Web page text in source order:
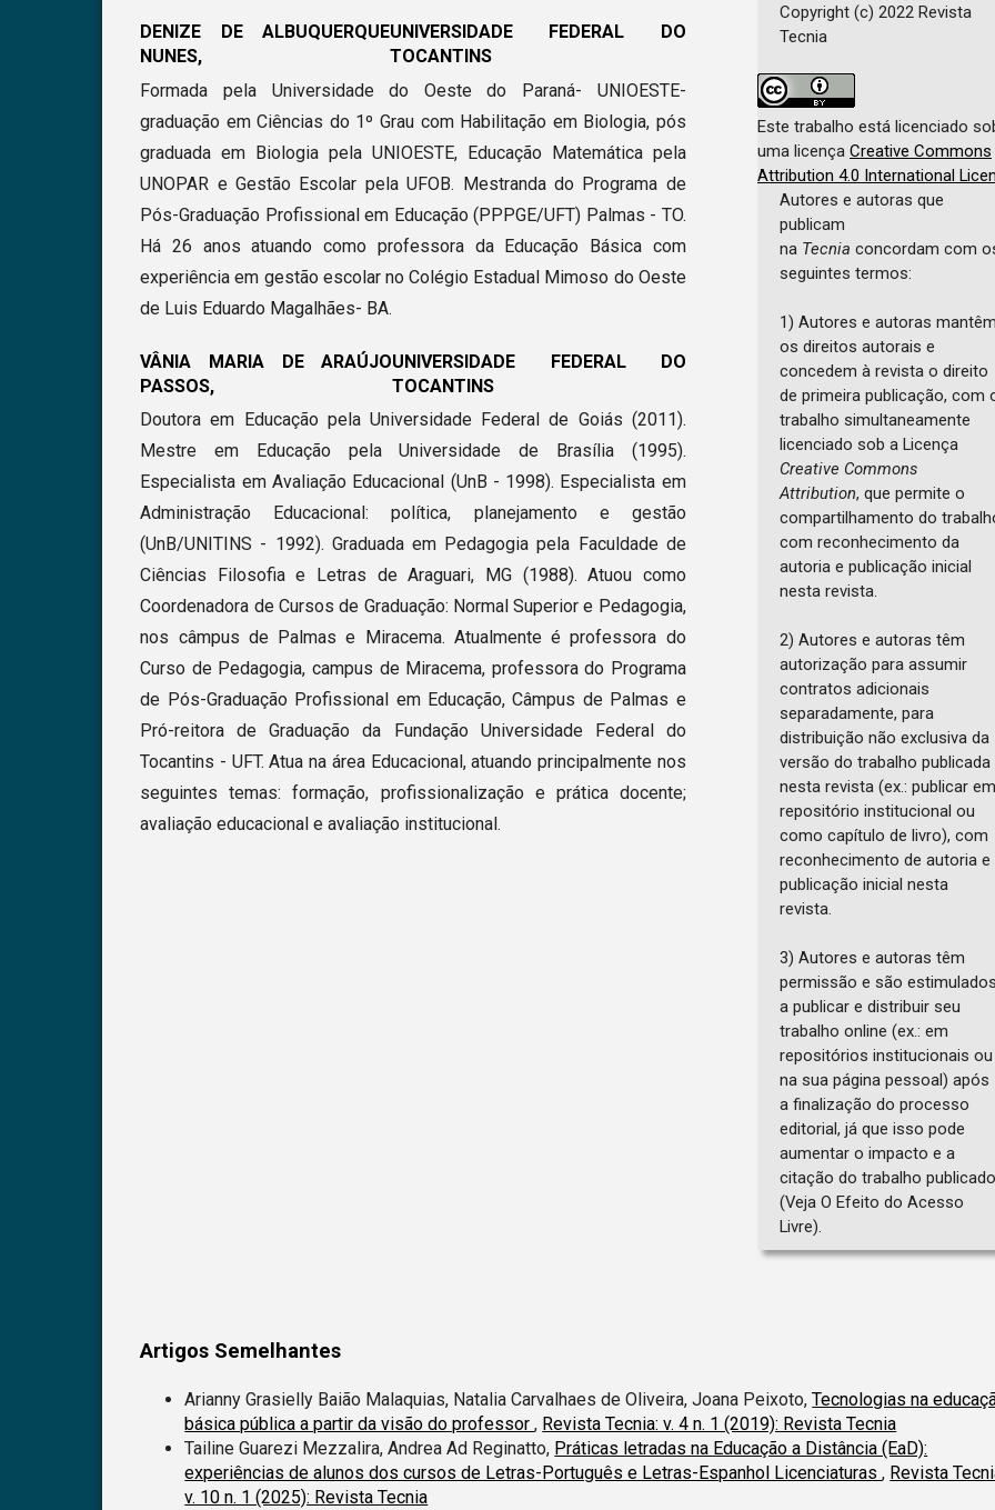
DENIZE DE ALBUQUERQUE
NUNES,
UNIVERSIDADE FEDERAL DO
TOCANTINS
Formada pela Universidade do Oeste do Paraná- UNIOESTE-
graduação em Ciências do 1º Grau com Habilitação em Biologia, pós
graduada em Biologia pela UNIOESTE, Educação Matemática pela
UNOPAR e Gestão Escolar pela UFOB. Mestranda do Programa de
Pós-Graduação Profissional em Educação (PPPGE/UFT) Palmas - TO.
Há 26 anos atuando como professora da Educação Básica com
experiência em gestão escolar no Colégio Estadual Mimoso do Oeste
de Luis Eduardo Magalhães- BA.
VÂNIA MARIA DE ARAÚJO
PASSOS,
UNIVERSIDADE FEDERAL DO
TOCANTINS
Doutora em Educação pela Universidade Federal de Goiás (2011).
Mestre em Educação pela Universidade de Brasília (1995).
Especialista em Avaliação Educacional (UnB - 1998). Especialista em
Administração Educacional: política, planejamento e gestão
(UnB/UNITINS - 1992). Graduada em Pedagogia pela Faculdade de
Ciências Filosofia e Letras de Araguari, MG (1988). Atuou como
Coordenadora de Cursos de Graduação: Normal Superior e Pedagogia,
nos câmpus de Palmas e Miracema. Atualmente é professora do
Curso de Pedagogia, campus de Miracema, professora do Programa
de Pós-Graduação Profissional em Educação, Câmpus de Palmas e
Pró-reitora de Graduação da Fundação Universidade Federal do
Tocantins - UFT. Atua na área Educacional, atuando principalmente nos
seguintes temas: formação, profissionalização e prática docente;
avaliação educacional e avaliação institucional.
Copyright (c) 2022 Revista
Tecnia
Este trabalho está licenciado
uma licença Creative Commons
Attribution 4.0 International
Autores e autoras que
publicam
na Tecnia concordam com
seguintes termos:
1) Autores e autoras mantêm
os direitos autorais e
concedem à revista o direito
de primeira publicação, com
trabalho simultaneamente
licenciado sob a Licença
Creative Commons
Attribution, que permite o
compartilhamento do
com reconhecimento da
autoria e publicação inicial
nesta revista.
2) Autores e autoras têm
autorização para assumir
contratos adicionais
separadamente, para
distribuição não exclusiva da
versão do trabalho publicada
nesta revista (ex.: publicar em
repositório institucional ou
como capítulo de livro), com
reconhecimento de autoria e
publicação inicial nesta
revista.
3) Autores e autoras têm
permissão e são estimulados
a publicar e distribuir seu
trabalho online (ex.: em
repositórios institucionais ou
na sua página pessoal) após
a finalização do processo
editorial, já que isso pode
aumentar o impacto e a
citação do trabalho publicado
(Veja O Efeito do Acesso
Livre).
Artigos Semelhantes
Arianny Grasielly Baião Malaquias, Natalia Carvalhaes de Oliveira, Joana Peixoto,Tecnologias na
básica pública a partir da visão do professor, Revista Tecnia: v. 4 n. 1 (2019): Revista Tecnia
Tailine Guarezi Mezzalira, Andrea Ad Reginatto, Práticas letradas na Educação a Distância (EaD):
experiências de alunos dos cursos de Letras-Português e Letras-Espanhol Licenciaturas, Revista
v. 10 n. 1 (2025): Revista Tecnia